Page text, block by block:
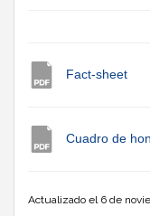
Fact-sheet
Cuadro de
Actualizado el 6 de